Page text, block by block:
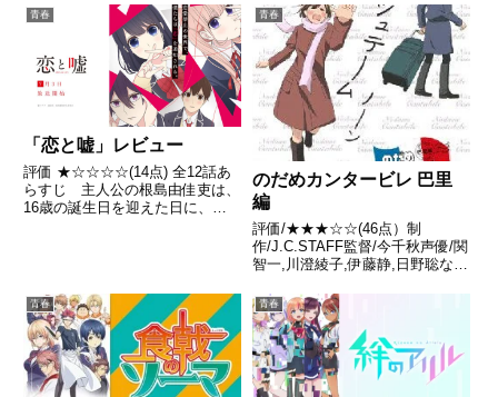
ちら あらすじ黒木智子は喪女で
ある。 女子高生になれば何もし
なくてもモテモテだ。そんなふう
に考えていた時期が...
青春
「恋と嘘」レビュー
評価 ★☆☆☆☆(14点) 全12話あ
らすじ 主人公の根島由佳吏は、
16歳の誕生日を迎えた日に、決
青春
のだめカンタービレ 巴里
編
評価/★★★☆☆(46点）制
作/J.C.STAFF監督/今千秋声優/関
智一,川澄綾子,伊藤静,日野聡など
ちらあらすじ指揮者希望のオレ
様・千秋真一と変態ピアニストの
のだめ（野田恵）。 さらなる高
みを目指すふたりが...
青春 青春